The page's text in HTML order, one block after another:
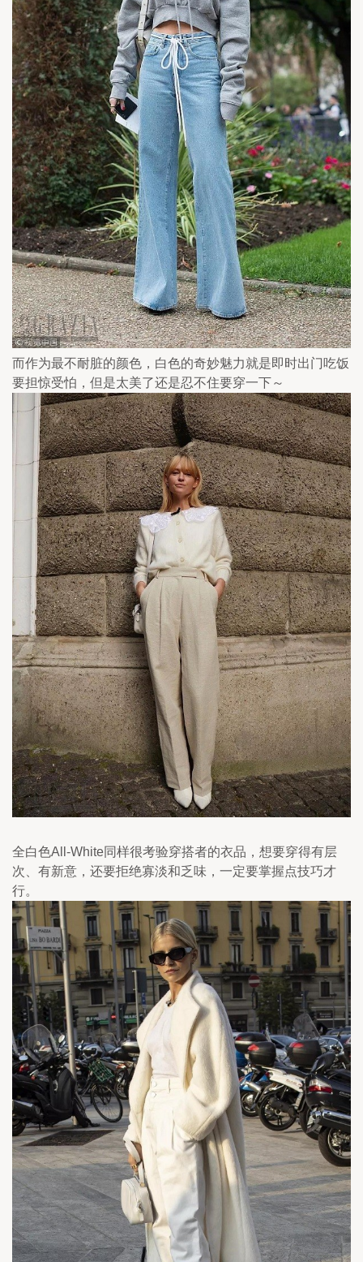
而作为最不耐脏的颜色，白色的奇妙魅力就是即时出门吃饭
要担惊受怕，但是太美了还是忍不住要穿一下～
全白色All-White同样很考验穿搭者的衣品，想要穿得有层
次、有新意，还要拒绝寡淡和乏味，一定要掌握点技巧才
行。